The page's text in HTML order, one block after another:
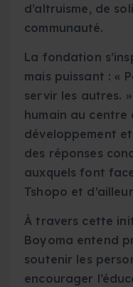
d’altruisme, de
communauté.
La fondation
mais puissant : «
servir les autres.
humain au
développement
des réponses
auxquels font
Tshopo et
À travers cette
Boyoma entend
soutenir les
encourager